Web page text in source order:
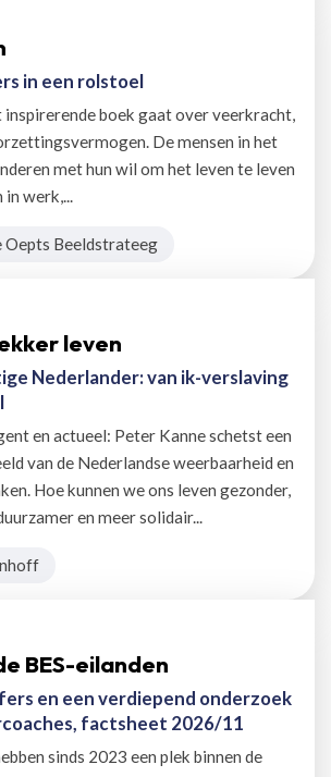
in een rolstoel
boek gaat over veerkracht,
De mensen in het
met hun wil om het leven te leven
werk,...
Oepts Beeldstrateeg
leven
Nederlander: van ik-verslaving
en actueel: Peter Kanne schetst een
van de Nederlandse weerbaarheid en
Hoe kunnen we ons leven gezonder,
en meer solidair...
BES-eilanden
en een verdiepend onderzoek
factsheet 2026/11
sinds 2023 een plek binnen de